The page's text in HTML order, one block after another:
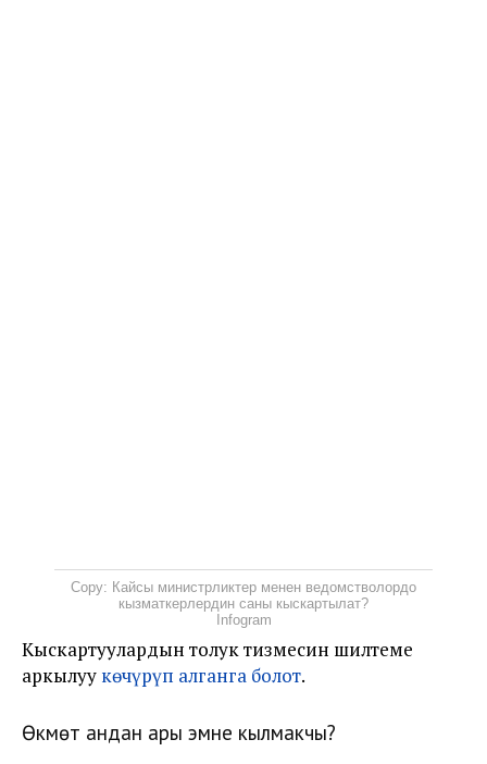
Copy: Кайсы министрликтер менен ведомстволордо
кызматкерлердин саны кыскартылат?
Infogram
Кыскартуулардын толук тизмесин шилтеме
аркылуу көчүрүп алганга болот.
Өкмөт андан ары эмне кылмакчы?